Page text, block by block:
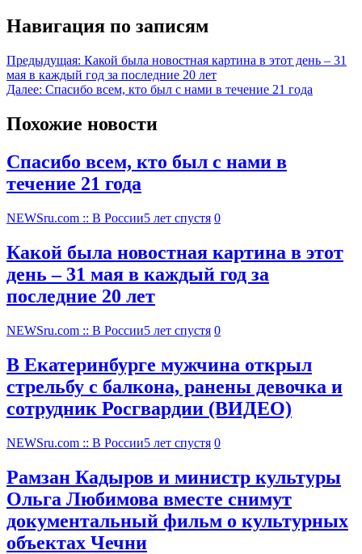
Навигация по записям
Предыдущая: Какой была новостная картина в этот день – 31
мая в каждый год за последние 20 лет
Далее: Спасибо всем, кто был с нами в течение 21 года
Похожие новости
Спасибо всем, кто был с нами в
течение 21 года
NEWSru.com :: В России5 лет спустя 0
Какой была новостная картина в этот
день – 31 мая в каждый год за
последние 20 лет
NEWSru.com :: В России5 лет спустя 0
В Екатеринбурге мужчина открыл
стрельбу с балкона, ранены девочка и
сотрудник Росгвардии (ВИДЕО)
NEWSru.com :: В России5 лет спустя 0
Рамзан Кадыров и министр культуры
Ольга Любимова вместе снимут
документальный фильм о культурных
объектах Чечни